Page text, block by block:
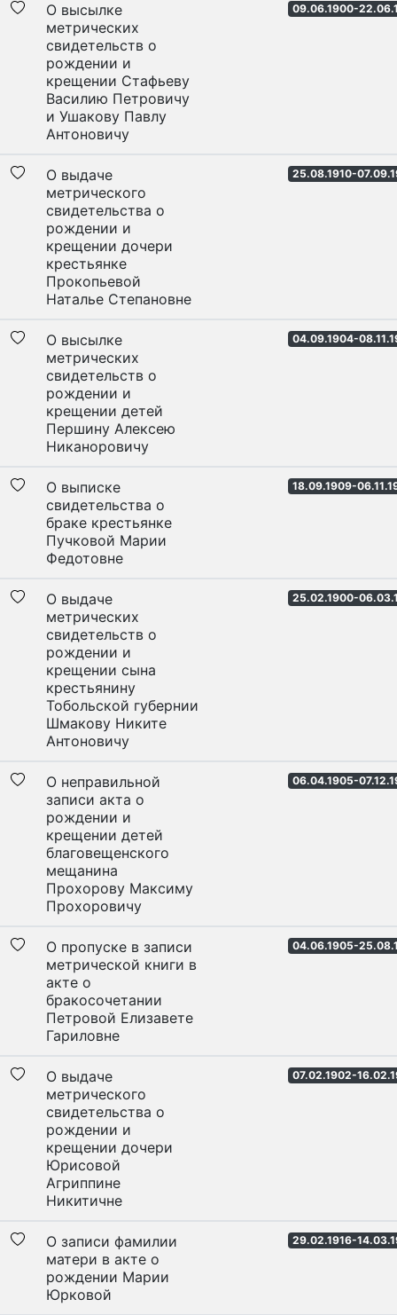
О высылке
метрических
свидетельств о
рождении и
крещении Стафьеву
Василию Петровичу
и Ушакову Павлу
Антоновичу
09.06.1900-
О выдаче
метрического
свидетельства о
рождении и
крещении дочери
крестьянке
Прокопьевой
Наталье Степановне
25.08.1910-
О высылке
метрических
свидетельств о
рождении и
крещении детей
Першину Алексею
Никаноровичу
04.09.1904-
О выписке
свидетельства о
браке крестьянке
Пучковой Марии
Федотовне
18.09.1909-
О выдаче
метрических
свидетельств о
рождении и
крещении сына
крестьянину
Тобольской губернии
Шмакову Никите
Антоновичу
25.02.1900-
О неправильной
записи акта о
рождении и
крещении детей
благовещенского
мещанина
Прохорову Максиму
Прохоровичу
06.04.1905-
О пропуске в записи
метрической книги в
акте о
бракосочетании
Петровой Елизавете
Гариловне
04.06.1905-
О выдаче
метрического
свидетельства о
рождении и
крещении дочери
Юрисовой
Агриппине
Никитичне
07.02.1902-
О записи фамилии
матери в акте о
рождении Марии
Юрковой
29.02.1916-